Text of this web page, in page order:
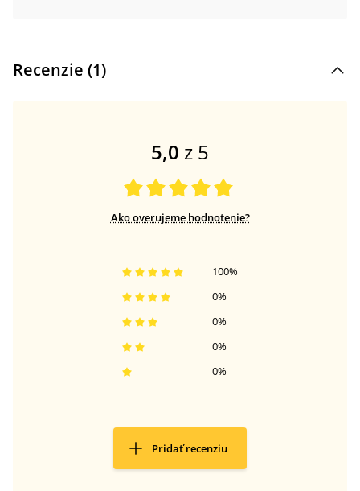
Recenzie (1)
5,0 z 5
Ako overujeme hodnotenie?
0%
0%
0%
0%
100%
Pridať recenziu